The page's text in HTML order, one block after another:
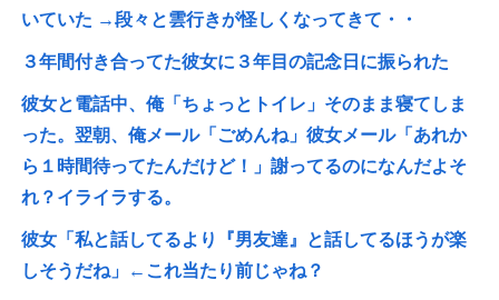
いていた →段々と雲行きが怪しくなってきて・・
３年間付き合ってた彼女に３年目の記念日に振られた
彼女と電話中、俺「ちょっとトイレ」そのまま寝てしま
った。翌朝、俺メール「ごめんね」彼女メール「あれか
ら１時間待ってたんだけど！」謝ってるのになんだよそ
れ？イライラする。
彼女「私と話してるより『男友達』と話してるほうが楽
しそうだね」←これ当たり前じゃね？